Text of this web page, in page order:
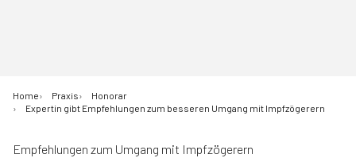
Home Praxis
Honorar
Expertin gibt Empfehlungen zum besseren Umgang mit Impfzögerern
Empfehlungen zum Umgang mit Impfzögerern